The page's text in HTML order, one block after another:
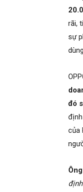
rãi,
sự
đó
của